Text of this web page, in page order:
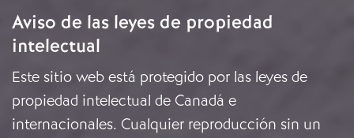
Aviso de las leyes de propiedad
intelectual
Este sitio web está protegido por las leyes de
propiedad intelectual de Canadá e
internacionales. Cualquier reproducción sin un